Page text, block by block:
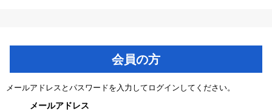
会員の方
メールアドレスとパスワードを入力してログインしてください。
メールアドレス